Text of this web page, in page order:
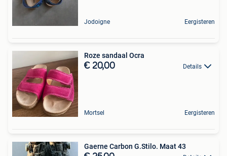
Jodoigne Eergisteren
Roze sandaal Ocra
€ 20,00 Details
Mortsel Eergisteren
Gaerne Carbon G.Stilo. Maat 43